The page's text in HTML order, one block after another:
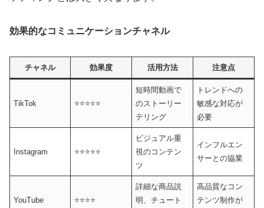
効果的なコミュニケーションチャネル
チャネル 効果度 活用方法 注意点
TikTok ⭐⭐⭐⭐⭐
短時間動画で
のストーリー
テリング
トレンドへの
敏感な対応が
必要
Instagram ⭐⭐⭐⭐⭐
ビジュアル重
視のコンテン
ツ
インフルエン
サーとの協業
YouTube ⭐⭐⭐⭐
詳細な商品説
明、チュート
高品質なコン
テンツ制作が